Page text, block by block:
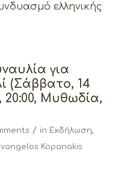
ελληνικής
για
(Σάββατο, 14
20:00, Μυθωδία,
/ in Εκδήλωση
Kopanakis